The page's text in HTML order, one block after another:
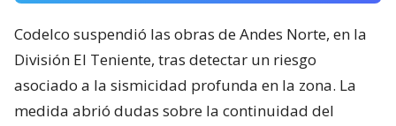
Codelco suspendió las obras de Andes Norte, en la
División El Teniente, tras detectar un riesgo
asociado a la sismicidad profunda en la zona. La
medida abrió dudas sobre la continuidad del